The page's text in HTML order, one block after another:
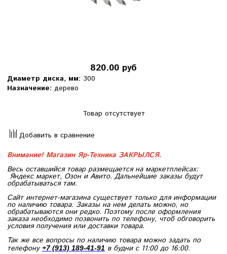
820.00 руб
Диаметр диска, мм: 300
Назначение: дерево
Товар отсутствует
Добавить в сравнение
Внимание! Магазин Яр-Техника ЗАКРЫЛСЯ.
Весь оставшийся товар размещается на маркетплейсах:
Яндекс маркет, Озон и Авито. Дальнейшие заказы будут
обрабатываться там.
Сайт интернет-магазина существует только для информации
по наличию товара. Заказы на нем делать можно, но
обрабатываются они редко. Поэтому после оформления
заказа необходимо позвонить по телефону, чтоб обговорить
условия получения или доставки товара.
Так же все вопросы по наличию товара можно задать по
телефону+7 (913) 189-41-91 в будни с 11:00 до 16:00.